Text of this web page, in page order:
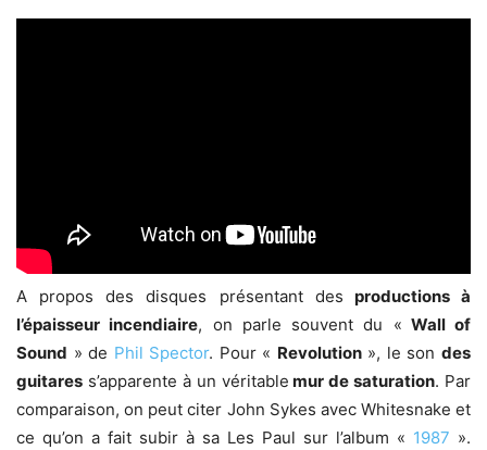
A propos des disques présentant des productions à
l’épaisseur incendiaire, on parle souvent du « Wall of
Sound » de Phil Spector. Pour « Revolution», le sondes
guitares s’apparente à un véritable mur de saturation. Par
comparaison, on peut citer John Sykes avec Whitesnake et
ce qu’on a fait subir à sa Les Paul sur l’album « 1987 ».